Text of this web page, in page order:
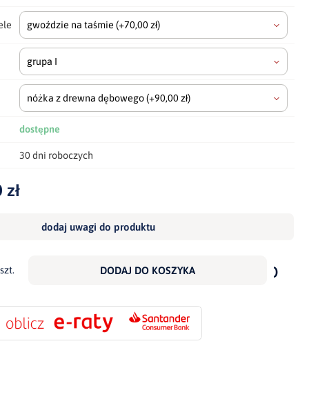
gwoździe na taśmie(+70,00 zł)
grupa I
nóżka z drewna dębowego(+90,00 zł)
dostępne
30 dni roboczych
zł
dodaj uwagi do produktu
szt. DODAJ DO KOSZYKA
do